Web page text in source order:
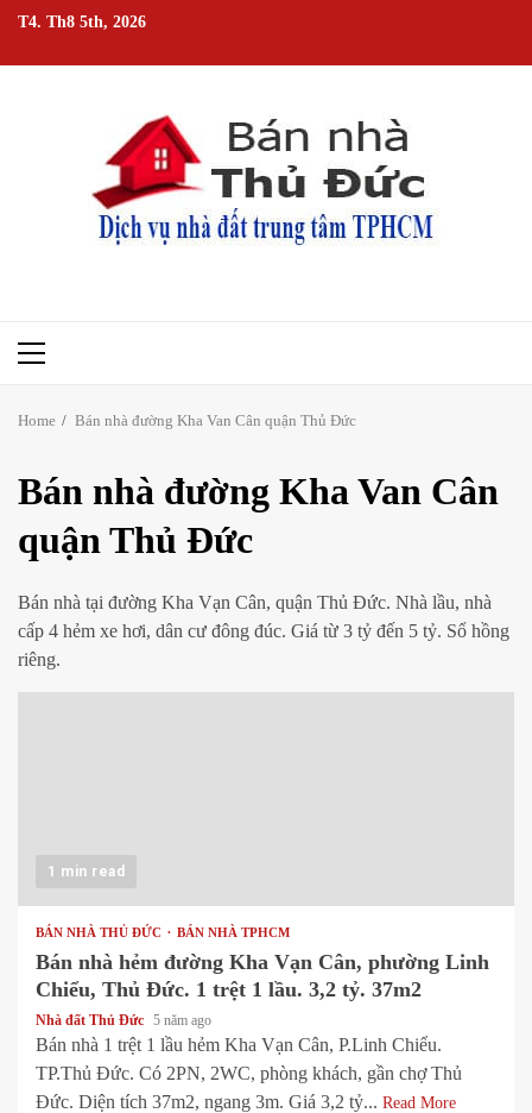
Skip
content
T4. Th8 5th, 2026
Primary
Home Bán nhà đường Kha Van Cân quận Thủ Đức
Bán nhà đường Kha Van Cân
quận Thủ Đức
Bán nhà tại đường Kha Vạn Cân, quận Thủ Đức. Nhà lầu, nhà
cấp 4 hẻm xe hơi, dân cư đông đúc. Giá từ 3 tỷ đến 5 tỷ. Sổ hồng
riêng.
1 min read
BÁN NHÀ THỦ ĐỨC BÁN NHÀ TPHCM
Bán nhà hẻm đường Kha Vạn Cân, phường Linh
Chiểu, Thủ Đức. 1 trệt 1 lầu. 3,2 tỷ. 37m2
Nhà đất Thủ Đức 5 năm ago
Bán nhà 1 trệt 1 lầu hẻm Kha Vạn Cân, P.Linh Chiểu.
TP.Thủ Đức. Có 2PN, 2WC, phòng khách, gần chợ Thủ
Đức. Diện tích 37m2, ngang 3m. Giá 3,2 tỷ... Read More